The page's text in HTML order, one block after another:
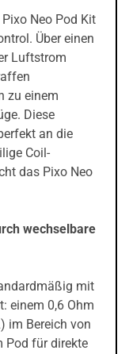
Neo Pod Kit
Über einen
Luftstrom
zu einem
Diese
an die
Coil-
das Pixo Neo
wechselbare
mit
einem 0,6 Ohm
im Bereich von
Pod für direkte